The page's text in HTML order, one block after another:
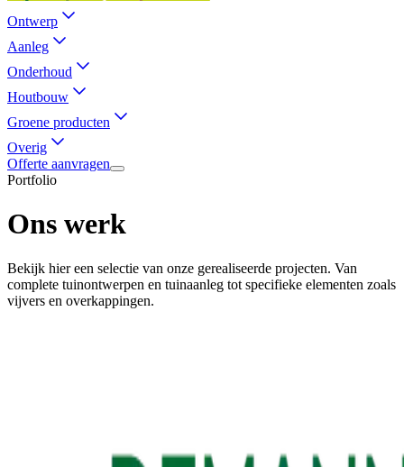
Ontwerp
Aanleg
Onderhoud
Houtbouw
Groene producten
Overig
Offerte aanvragen
Portfolio
Ons werk
Bekijk hier een selectie van onze gerealiseerde projecten. Van
complete tuinontwerpen en tuinaanleg tot specifieke elementen zoals
vijvers en overkappingen.